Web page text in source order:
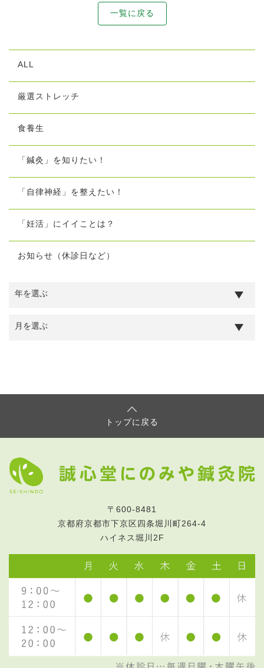
一覧に戻る
ALL
厳選ストレッチ
食養生
「鍼灸」を知りたい！
「自律神経」を整えたい！
「妊活」にイイことは？
お知らせ（休診日など）
トップに戻る
〒600-8481
京都府京都市下京区四条堀川町264-4
ハイネス堀川2F